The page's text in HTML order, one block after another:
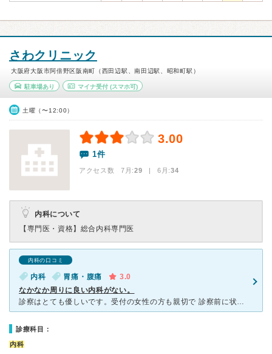
さわクリニック
大阪府大阪市阿倍野区阪南町（西田辺駅、南田辺駅、昭和町駅）
駐車場あり マイナ受付(スマホ可)
土曜（〜12:00）
3.00
1件
アクセス数 7月:29 | 6月:34
内科について
【専門医・資格】 総合内科専門医
内科の口コミ
内科 胃痛・腹痛
3.0
なかなか周りに良い内科がない。
診察はとても優しいです。受付の女性の方も親切で 診察前に状態を聞いてくれます。 ただ診察の判断ミス？で大惨事でした。。 腹痛診察してもらった次の日にさらに体調崩し、 薬の副作用かなと思い再診し
診療科目：
内科